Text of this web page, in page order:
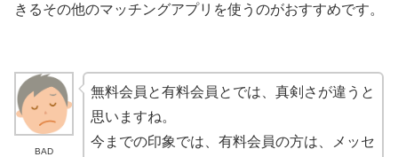
きるその他のマッチングアプリを使うのがおすすめです。
BAD
無料会員と有料会員とでは、真剣さが違うと
思いますね。
今までの印象では、有料会員の方は、メッセ